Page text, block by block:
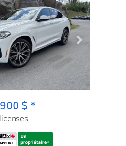
Next
$ *